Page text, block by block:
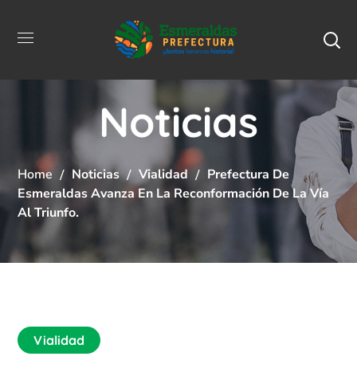
Noticias
Home Noticias Vialidad
Prefectura De
Esmeraldas Avanza En La Reconformación De La Vía
Al Triunfo.
Vialidad